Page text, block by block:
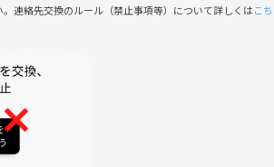
連絡先交換のルール（禁止事項等）について詳しくはこち